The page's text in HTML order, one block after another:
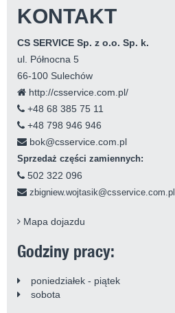
KONTAKT
CS SERVICE Sp. z o.o. Sp. k.
ul. Północna 5
66-100 Sulechów
http://csservice.com.pl/
+48 68 385 75 11
+48 798 946 946
bok@csservice.com.pl
Sprzedaż części zamiennych:
502 322 096
zbigniew.wojtasik@csservice.com.pl
Mapa dojazdu
Godziny pracy:
poniedziałek - piątek
sobota